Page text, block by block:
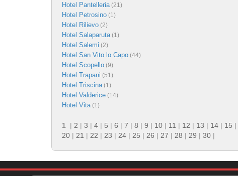
Hotel Pantelleria(21)
Hotel Petrosino (1)
Hotel Rilievo (2)
Hotel Salaparuta(1)
Hotel Salemi (2)
Hotel San Vito lo Capo (44)
Hotel Scopello (9)
Hotel Trapani (51)
Hotel Triscina(1)
Hotel Valderice (14)
Hotel Vita(1)
1 | 2 | 3 | 4 | 5 | 6 | 7 | 8 | 9 | 10 | 11 | 12 | 13 | 14 | 15 |
20 | 21 | 22 | 23 | 24 | 25 | 26 | 27 | 28 | 29 | 30 |